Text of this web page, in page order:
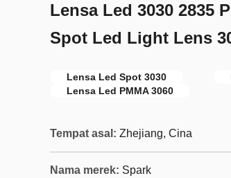
Lensa Led 3030 2835
Spot Led Light Lens
Lensa Led Spot 3030
Lensa Led PMMA 3060
Tempat asal: Zhejiang, Cina
Nama merek: Spark